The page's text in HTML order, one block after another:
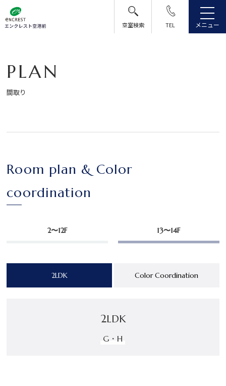
空室検索 TEL メニュー
PLAN
間取り
Room plan & Color
coordination
2〜12F 13〜14F
2LDK Color Coordination
2LDK
G・H